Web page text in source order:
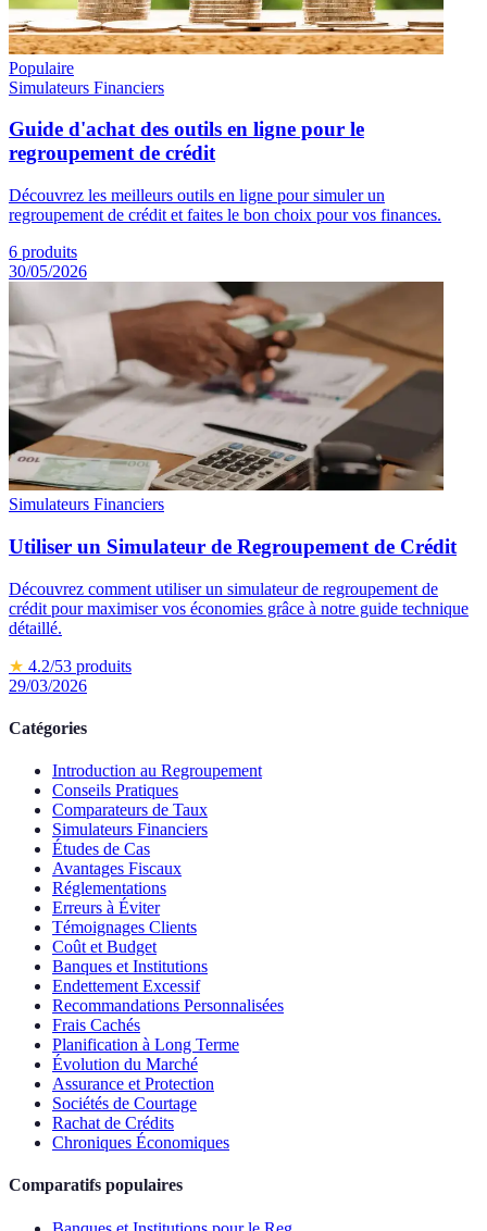
Populaire
Simulateurs Financiers
Guide d'achat des outils en ligne pour le
regroupement de crédit
Découvrez les meilleurs outils en ligne pour simuler un
regroupement de crédit et faites le bon choix pour vos finances.
6 produits
30/05/2026
Simulateurs Financiers
Utiliser un Simulateur de Regroupement de Crédit
Découvrez comment utiliser un simulateur de regroupement de
crédit pour maximiser vos économies grâce à notre guide technique
détaillé.
★ 4.2/53 produits
29/03/2026
Catégories
Introduction au Regroupement
Conseils Pratiques
Comparateurs de Taux
Simulateurs Financiers
Études de Cas
Avantages Fiscaux
Réglementations
Erreurs à Éviter
Témoignages Clients
Coût et Budget
Banques et Institutions
Endettement Excessif
Recommandations Personnalisées
Frais Cachés
Planification à Long Terme
Évolution du Marché
Assurance et Protection
Sociétés de Courtage
Rachat de Crédits
Chroniques Économiques
Comparatifs populaires